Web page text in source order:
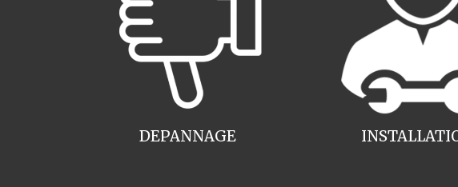
DEPANNAGE